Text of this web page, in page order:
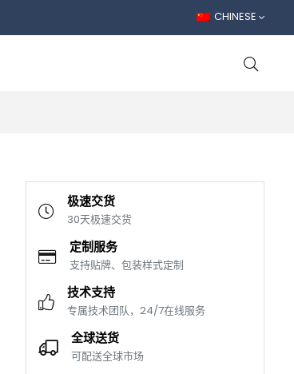
CHINESE
极速交货
30天极速交货
定制服务
支持贴牌、包装样式定制
技术支持
专属技术团队，24/7在线服务
全球送货
可配送全球市场